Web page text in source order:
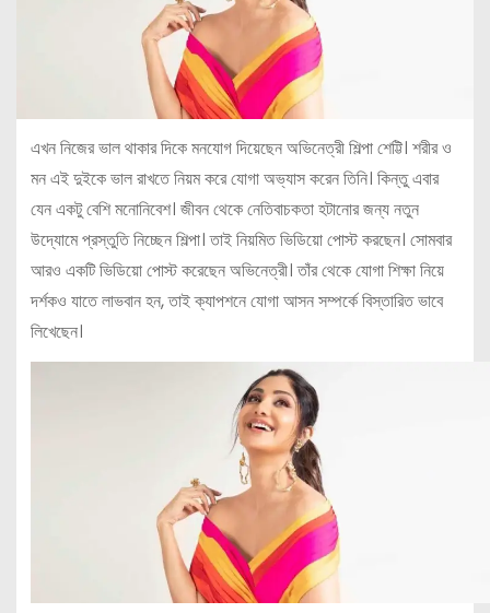
এখন নিজের ভাল থাকার দিকে মনযোগ দিয়েছেন অভিনেত্রী শিল্পা শেট্টি। শরীর ও
মন এই দুইকে ভাল রাখতে নিয়ম করে যোগা অভ্যাস করেন তিনি। কিন্তু এবার
যেন একটু বেশি মনোনিবেশ। জীবন থেকে নেতিবাচকতা হটানোর জন্য নতুন
উদ্যোমে প্রস্তুতি নিচ্ছেন শিল্পা। তাই নিয়মিত ভিডিয়ো পোস্ট করছেন। সোমবার
আরও একটি ভিডিয়ো পোস্ট করেছেন অভিনেত্রী। তাঁর থেকে যোগা শিক্ষা নিয়ে
দর্শকও যাতে লাভবান হন, তাই ক্যাপশনে যোগা আসন সম্পর্কে বিস্তারিত ভাবে
লিখেছেন।